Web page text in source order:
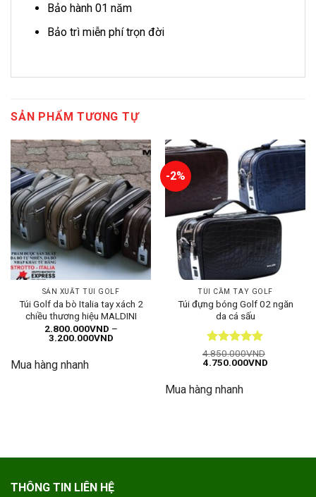
Bảo hành 01 năm
Bảo trì miễn phí trọn đời
SẢN PHẨM TƯƠNG TỰ
SẢN XUẤT TÚI GOLF
Túi Golf da bò Italia tay xách 2
chiều thương hiệu MALDINI
2.800.000VND –
3.200.000VNDKhoảng
3.200.000VND
Mua hàng nhanh
-2%
TÚI CẦM TAY GOLF
Túi đựng bóng Golf 02 ngăn
da cá sấu
Được xếp
hạng55
4.850.000VND
Giá
4.850.000VND.
4.750.000VNDGiá
Mua hàng nhanh
THÔNG TIN LIÊN HỆ